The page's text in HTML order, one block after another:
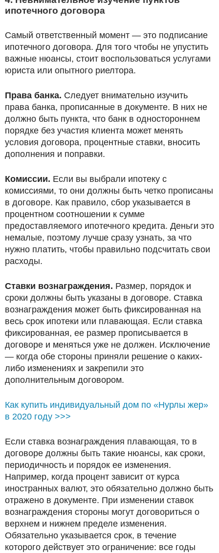
ипотечного договора
Самый ответственный момент — это подписание
ипотечного договора. Для того чтобы не упустить
важные нюансы, стоит воспользоваться услугами
юриста или опытного риелтора.
Права банка. Следует внимательно изучить
права банка, прописанные в документе. В них не
должно быть пункта, что банк в одностороннем
порядке без участия клиента может менять
условия договора, процентные ставки, вносить
дополнения и поправки.
Комиссии. Если вы выбрали ипотеку с
комиссиями, то они должны быть четко прописаны
в договоре. Как правило, сбор указывается в
процентном соотношении к сумме
предоставляемого ипотечного кредита. Деньги это
немалые, поэтому лучше сразу узнать, за что
нужно платить, чтобы правильно подсчитать свои
расходы.
Ставки вознаграждения. Размер, порядок и
сроки должны быть указаны в договоре. Ставка
вознаграждения может быть фиксированная на
весь срок ипотеки или плавающая. Если ставка
фиксированная, ее размер прописывается в
договоре и меняться уже не должен. Исключение
— когда обе стороны приняли решение о каких-
либо изменениях и закрепили это
дополнительным договором.
Как купить индивидуальный дом по «Нурлы жер»
в 2020 году >>>
Если ставка вознаграждения плавающая, то в
договоре должны быть такие нюансы, как сроки,
периодичность и порядок ее изменения.
Например, когда процент зависит от курса
иностранных валют, это обязательно должно быть
отражено в документе. При изменении ставок
вознаграждения стороны могут договориться о
верхнем и нижнем пределе изменения.
Обязательно указывается срок, в течение
которого действует это ограничение: все годы